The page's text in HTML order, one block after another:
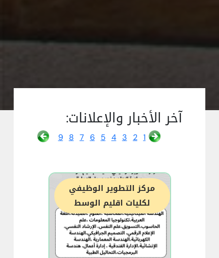
آخر الأخبار والإعلانات:
1
2
3
4
5
6
7
8
9
مركز التطوير الوظيفي
لكليات اقليم الوسط